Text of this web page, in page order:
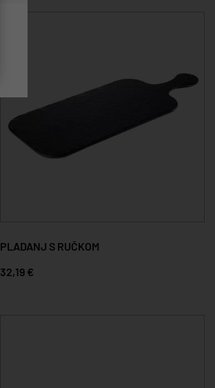
PLADANJ S RUČKOM
32,19 €